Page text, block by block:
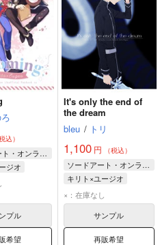
込）
ソードアート・オンライン
ジオ
ージオ
プル
希望
It's only the end of
the dream
bleu / トリ
1,100円 （税込）
ソードアート・オンライン
キリト×ユージオ
キリト
ユージオ
×：在庫なし
サンプル
再販希望